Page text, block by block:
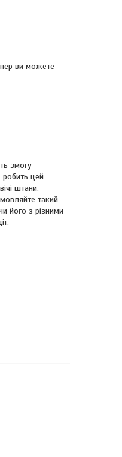
ви можете
змогу
робить цей
штани.
такий
його з різними